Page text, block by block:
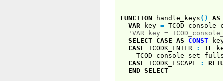
FUNCTION handle_keys ( ) AS
VAR key =
'VAR key =
SELECT CASE AS CONST
CASE TCODK_ENTER : IF
CASE TCODK_ESCAPE :
END SELECT